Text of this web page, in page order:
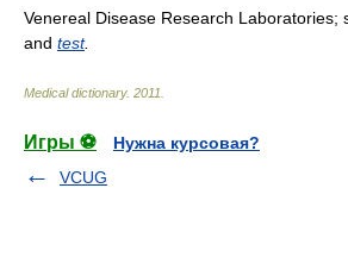
Venereal Disease Research Laboratories;
and test.
Medical dictionary. 2011
Игры ⚽
Нужна курсовая?
VCUG